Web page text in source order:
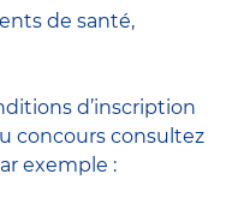
de santé,
d’inscription
concours consultez
exemple :